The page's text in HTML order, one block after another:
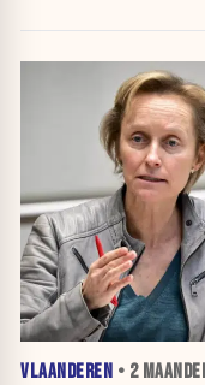
VLAANDEREN • 2